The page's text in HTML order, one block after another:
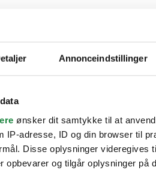
Annonceindstillinger
ønsker dit samtykke til at
IP-adresse, ID og din browser til
Disse oplysninger videregives
opbevarer og tilgår oplysninger på